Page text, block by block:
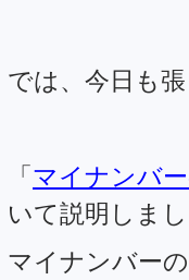
では、今日も
「マイナンバ
いて説明しま
マイナンバー